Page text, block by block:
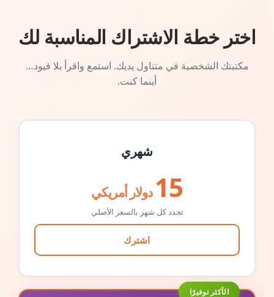
اختر خطة الاشتراك المناسبة لك
مكتبتك الشخصية في متناول يديك. استمع واقرأ بلا قيود…
أينما كنت.
شهري
15 دولار أمريكي
تجدد كل شهر بالسعر الأصلي
اشترك
الأكثر توفيرًا